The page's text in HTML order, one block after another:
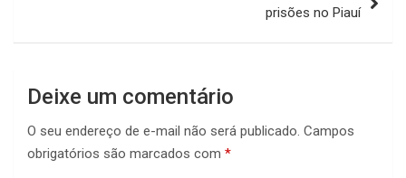
prisões no Piauí
Deixe um comentário
O seu endereço de e-mail não será publicado. Campos
obrigatórios são marcados com *